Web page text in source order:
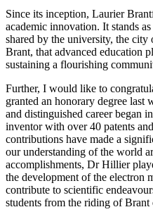
Since its inception, Laurier
academic innovation. It stands
shared by the university, the
Brant, that advanced education
sustaining a flourishing
Further, I would like to
granted an honorary degree
and distinguished career began
inventor with over 40 patents
contributions have made a
our understanding of the world
accomplishments, Dr Hillier
the development of the electron
contribute to scientific
students from the riding of